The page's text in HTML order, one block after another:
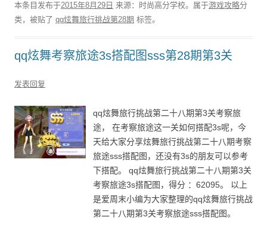
本条目发布于2015年8月29日 来源：时尚高分学校。属于游戏攻略分
类，被贴了 qq炫舞旅行挑战第28期 标签。
qq炫舞考察旅途3s搭配图sss第28期第3关
发表回复
qq炫舞旅行挑战第二十八期第3关考察旅
途， 在考察旅途这一关如何搭配3s呢，今
天给大家分享炫舞旅行挑战第二十八期考察
旅途sss搭配图，还没有3s的朋友可以参考
下搭配。 qq炫舞旅行挑战第二十八期第3关
考察旅途3s搭配图，得分 ：62095。 以上
是爱周末小编为大家整理的qq炫舞旅行挑战
第二十八期第3关考察旅途sss搭配图。